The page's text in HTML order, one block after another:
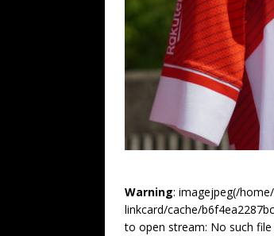
Warning: imagejpeg(/
linkcard/cache/
to open stream: No such